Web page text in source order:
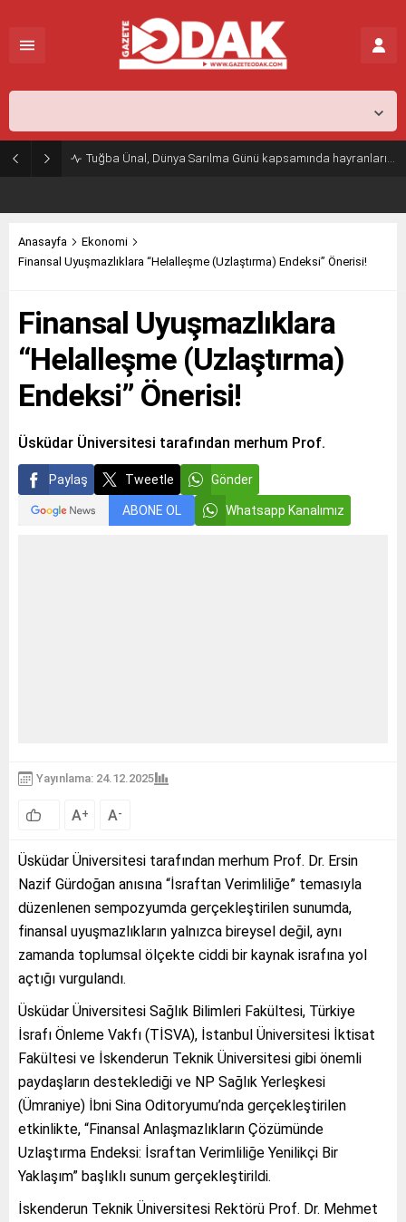
Tuğba Ünal, Dünya Sarılma Günü kapsamında hayranlarıyla buluştu
Anasayfa
Ekonomi
Finansal Uyuşmazlıklara “Helalleşme (Uzlaştırma) Endeksi” Önerisi!
Finansal Uyuşmazlıklara
“Helalleşme (Uzlaştırma)
Endeksi” Önerisi!
Üsküdar Üniversitesi tarafından merhum Prof.
Paylaş Tweetle Gönder
ABONE OL Whatsapp Kanalımız
Yayınlama: 24.12.2025
A+ A-
Üsküdar Üniversitesi tarafından merhum Prof. Dr. Ersin
Nazif Gürdoğan anısına “İsraftan Verimliliğe” temasıyla
düzenlenen sempozyumda gerçekleştirilen sunumda,
finansal uyuşmazlıkların yalnızca bireysel değil, aynı
zamanda toplumsal ölçekte ciddi bir kaynak israfına yol
açtığı vurgulandı.
Üsküdar Üniversitesi Sağlık Bilimleri Fakültesi, Türkiye
İsrafı Önleme Vakfı (TİSVA), İstanbul Üniversitesi İktisat
Fakültesi ve İskenderun Teknik Üniversitesi gibi önemli
paydaşların desteklediği ve NP Sağlık Yerleşkesi
(Ümraniye) İbni Sina Oditoryumu’nda gerçekleştirilen
etkinlikte, “Finansal Anlaşmazlıkların Çözümünde
Uzlaştırma Endeksi: İsraftan Verimliliğe Yenilikçi Bir
Yaklaşım” başlıklı sunum gerçekleştirildi.
İskenderun Teknik Üniversitesi Rektörü Prof. Dr. Mehmet